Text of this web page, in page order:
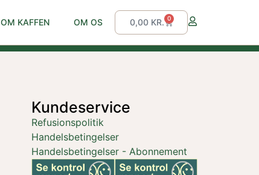
OM KAFFEN OM OS 0,00 KR. 0
Kundeservice
Refusionspolitik
Handelsbetingelser
Handelsbetingelser - Abonnement